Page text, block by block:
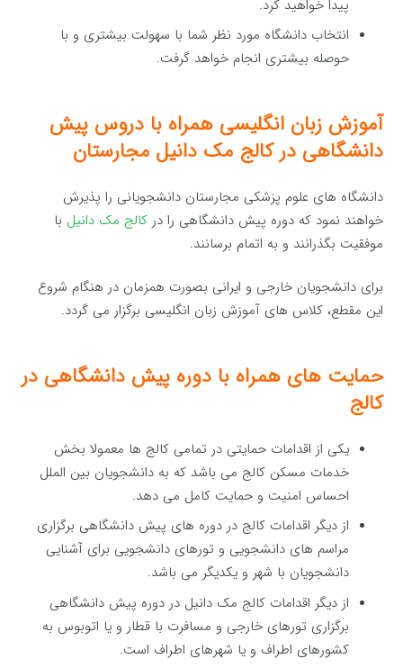
پیدا خواهید کرد.
انتخاب دانشگاه مورد نظر شما با سهولت بیشتری و با
حوصله بیشتری انجام خواهد گرفت.
آموزش زبان انگلیسی همراه با دروس پیش
دانشگاهی در کالج مک دانیل مجارستان
دانشگاه های علوم پزشکی مجارستان دانشجویانی را پذیرش
خواهند نمود که دوره پیش دانشگاهی را درکالج مک دانیل با
موفقیت بگذرانند و به اتمام برسانند.
برای دانشجویان خارجی و ایرانی بصورت همزمان در هنگام شروع
این مقطع، کلاس های آموزش زبان انگلیسی برگزار می گردد.
حمایت های همراه با دوره پیش دانشگاهی در
کالج
یکی از اقدامات حمایتی در تمامی کالج ها معمولا بخش
خدمات مسکن کالج می باشد که به دانشجویان بین الملل
احساس امنیت و حمایت کامل می دهد.
از دیگر اقدامات کالج در دوره های پیش دانشگاهی برگزاری
مراسم های دانشجویی و تورهای دانشجویی برای آشنایی
دانشجویان با شهر و یکدیگر می باشد.
از دیگر اقدامات کالج مک دانیل در دوره پیش دانشگاهی
برگزاری تورهای خارجی و مسافرت با قطار و یا اتوبوس به
کشورهای اطراف و یا شهرهای اطراف است.